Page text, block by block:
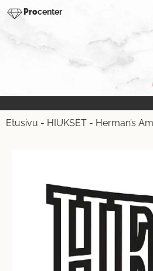
Procenter
Etusivu - HIUKSET - Herman’s